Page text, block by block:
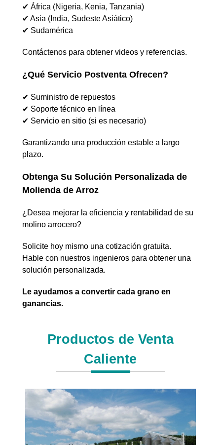
✔ África (Nigeria, Kenia, Tanzania)
✔ Asia (India, Sudeste Asiático)
✔ Sudamérica
Contáctenos para obtener videos y referencias.
¿Qué Servicio Postventa Ofrecen?
✔ Suministro de repuestos
✔ Soporte técnico en línea
✔ Servicio en sitio (si es necesario)
Garantizando una producción estable a largo
plazo.
Obtenga Su Solución Personalizada de
Molienda de Arroz
¿Desea mejorar la eficiencia y rentabilidad de su
molino arrocero?
Solicite hoy mismo una cotización gratuita.
Hable con nuestros ingenieros para obtener una
solución personalizada.
Le ayudamos a convertir cada grano en
ganancias.
Productos de Venta
Caliente